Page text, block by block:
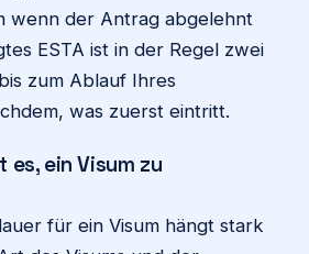
wenn der Antrag abgelehnt
ESTA ist in der Regel zwei
zum Ablauf Ihres
was zuerst eintritt.
ein Visum zu
für ein Visum hängt stark